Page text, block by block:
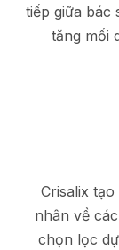
tiếp giữa bác
tăng mối
Crisalix
nhân về
chọn lọc